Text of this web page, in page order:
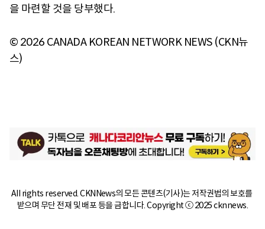
을 마련할 것을 당부했다.
© 2026 CANADA KOREAN NETWORK NEWS (CKN뉴
스)
All rights reserved. CKNNews의 모든 콘텐츠(기사)는 저작권법의 보호를
받으며 무단 전재 및 배포 등을 금합니다. Copyright ⓒ 2025 cknnews.